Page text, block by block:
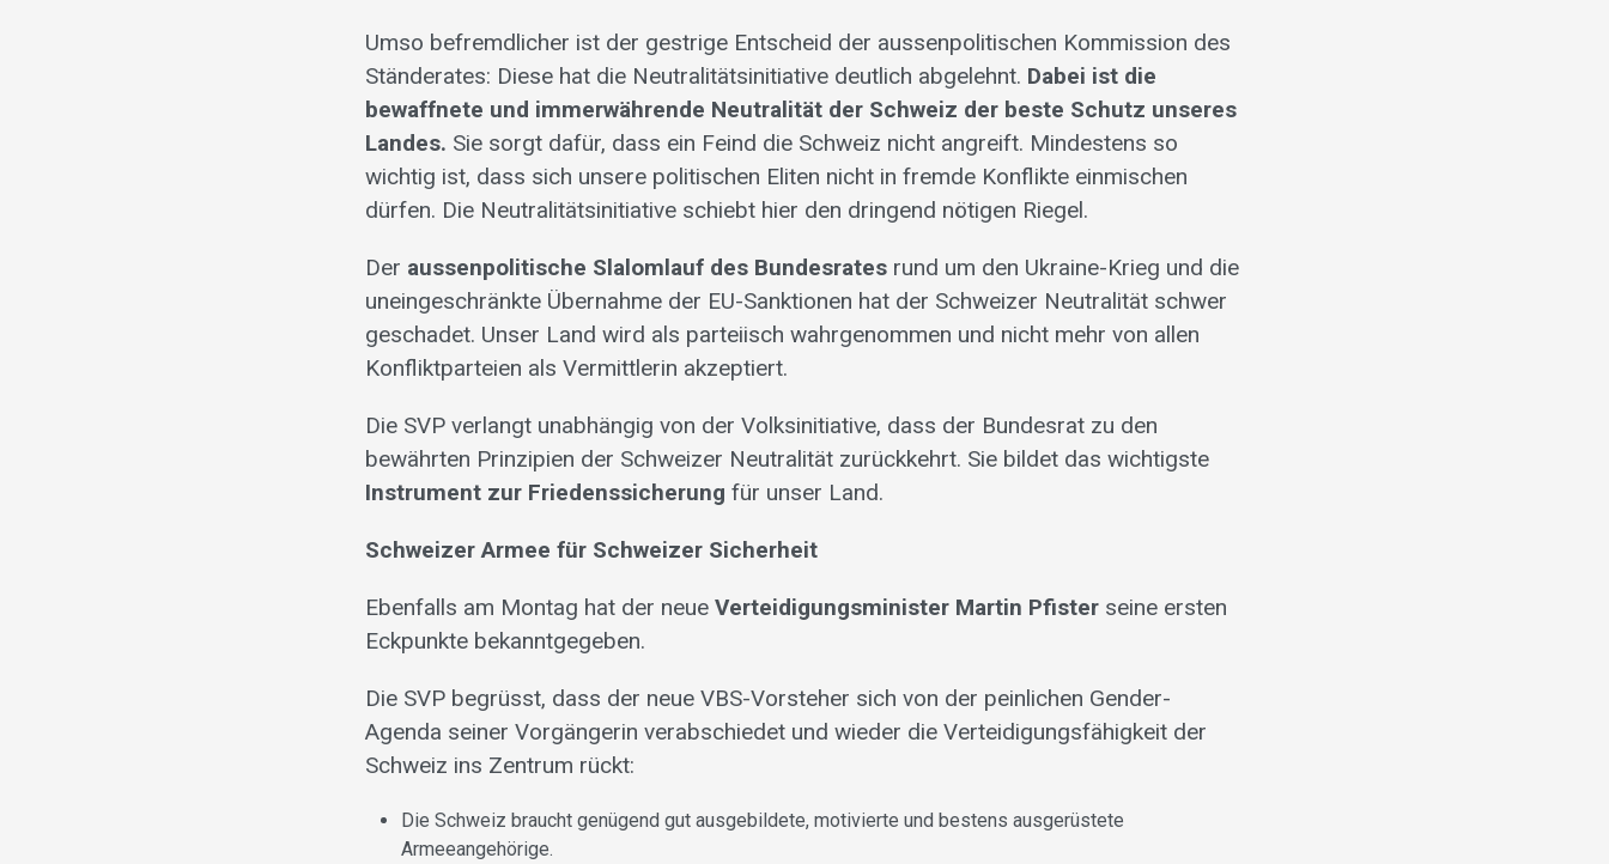
Umso befremdlicher ist der gestrige Entscheid der aussenpolitischen Kommission des
Ständerates: Diese hat die Neutralitätsinitiative deutlich abgelehnt. Dabei ist die
bewaffnete und immerwährende Neutralität der Schweiz der beste Schutz unseres
Landes. Sie sorgt dafür, dass ein Feind die Schweiz nicht angreift. Mindestens so
wichtig ist, dass sich unsere politischen Eliten nicht in fremde Konflikte einmischen
dürfen. Die Neutralitätsinitiative schiebt hier den dringend nötigen Riegel.
Der aussenpolitische Slalomlauf des Bundesrates rund um den Ukraine-Krieg und die
uneingeschränkte Übernahme der EU-Sanktionen hat der Schweizer Neutralität schwer
geschadet. Unser Land wird als parteiisch wahrgenommen und nicht mehr von allen
Konfliktparteien als Vermittlerin akzeptiert.
Die SVP verlangt unabhängig von der Volksinitiative, dass der Bundesrat zu den
bewährten Prinzipien der Schweizer Neutralität zurückkehrt. Sie bildet das wichtigste
Instrument zur Friedenssicherung für unser Land.
Schweizer Armee für Schweizer Sicherheit
Ebenfalls am Montag hat der neueVerteidigungsminister Martin Pfister seine ersten
Eckpunkte bekanntgegeben.
Die SVP begrüsst, dass der neue VBS-Vorsteher sich von der peinlichen Gender-
Agenda seiner Vorgängerin verabschiedet und wieder die Verteidigungsfähigkeit der
Schweiz ins Zentrum rückt:
Die Schweiz braucht genügend gut ausgebildete, motivierte und bestens ausgerüstete
Armeeangehörige.